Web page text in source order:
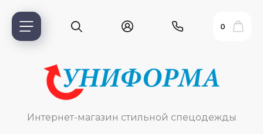
0
Интернет-магазин стильной спецодежды